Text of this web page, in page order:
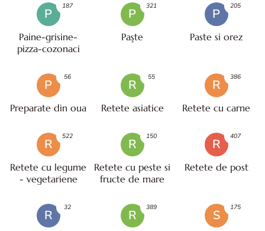
P
Paine-grisine-
pizza-cozonaci
187
P
Paşte
321
P
Paste si orez
205
P
Preparate din oua
56
R
Retete asiatice
55
R
Retete cu carne
386
R
Retete cu legume
- vegetariene
522
R
Retete cu peste si
fructe de mare
150
R
Retete de post
407
R
32
R
389
S
175